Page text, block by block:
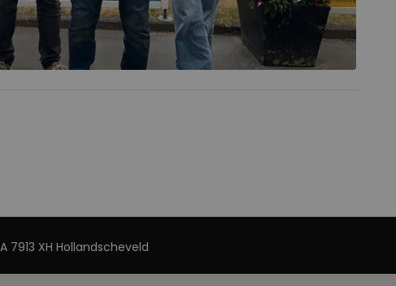
7913 XH Hollandscheveld